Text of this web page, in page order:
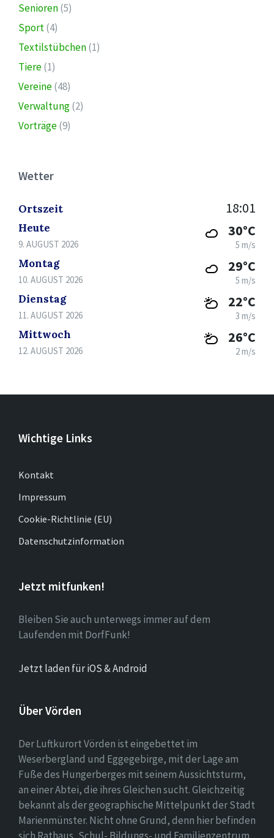
Senioren(5)
Sport(4)
Textilstübchen(1)
Tiere(1)
Vereine(48)
Verwaltung(2)
Vorträge(9)
Wetter
Ortszeit 18:01
Heute
9. AUGUST 2026
30°C
5 m/s
Montag
10. AUGUST 2026
29°C
5 m/s
Dienstag
11. AUGUST 2026
22°C
3 m/s
Mittwoch
12. AUGUST 2026
26°C
2 m/s
Wichtige Links
Kontakt
Impressum
Cookie-Richtlinie (EU)
Datenschutzinformation
Jetzt mitfunken!
Bleiben Sie auch unterwegs immer auf dem
Laufenden mit DorfFunk!
Jetzt laden für iOS & Android
Über Vörden
Der Luftkurort Vörden ist eingebettet im
Weserbergland und Eggegebirge, mit der Lage am
Fuße des Hungerberges mit seinem Aussichtsturm,
an einer Abtei, die ihres Gleichen sucht. Gleichzeitig
bekannt als der geographische Mittelpunkt der Stadt
Marienmünster. Nicht ohne Grund, denn hier befinden